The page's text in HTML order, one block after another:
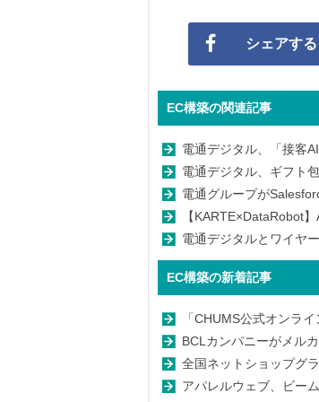
シェアする
EC構築の関連記事
電通デジタル、「接客
電通デジタル、ギフト
電通グループが
【KARTE×DataRobot
電通デジタルとワイヤ
EC構築の新着記事
「CHUMS公式オンラ
BCLカンパニーがメル
全国ネットショップグ
アパレルウェブ、ビー